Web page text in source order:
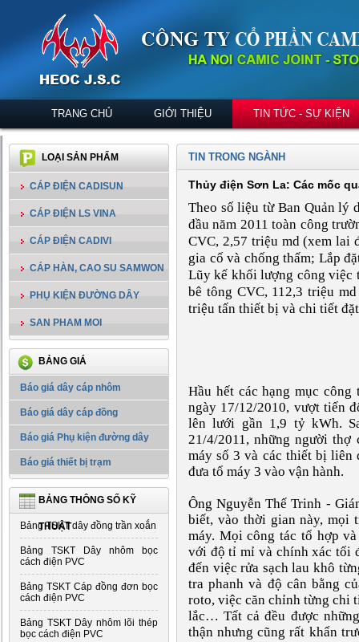
TRANG CHỦ GIỚI THIỆU TIN TỨC - SỰ KIỆN
LOẠI SẢN PHẨM
CÁP ĐIỆN CADISUN
CÁP ĐIỆN LS VINA
CÁP ĐIỆN CADIVI
CÁP HÀN, CAO SU SAMWON
PHỤ KIỆN ĐƯỜNG DÂY
SAN PHAM MOI
BẢNG GIÁ
Báo giá dây cáp nhôm
Báo giá dây cáp đồng
Báo giá Phụ kiện đường dây
Báo giá thiết bị trạm
BẢNG THÔNG SỐ KỸ
THUẬT
Bảng TSKT dây đồng trần xoắn
Bảng TSKT Dây nhôm bọc
cách điện PVC
Bảng TSKT Cáp đồng đơn bọc
cách điện PVC
Bảng TSKT Dây nhôm lõi thép
bọc cách điện PVC
TIN TRONG NGÀNH
Thủy điện Sơn La: Các mốc
Theo số liệu từ Ban Quản lý
đầu năm 2011 toàn công
CVC, 2,57 triệu md (xem lai
gia cố và chống thấm; Lắp
Lũy kế khối lượng công việc
bê tông CVC, 112,3 triệu
triệu tấn thiết bị và chi tiết
Hầu hết các hạng mục
ngày 17/12/2010, vượt tiến
lên lưới gần 1,9 tỷ kWh.
21/4/2011, những người
máy số 3 và các thiết bị liên
đưa tổ máy 3 vào vận hành.
Ông Nguyễn Thế Trinh -
biết, vào thời gian này, mọi
máy. Mọi công tác tổ hợp
với độ tỉ mỉ và chính xác tối
đến việc rửa sạch lau khô
tra phanh và độ cân bằng
roto, việc căn chỉnh từng chi
lắc… Tất cả đều được
thận nhưng cũng rất khẩn